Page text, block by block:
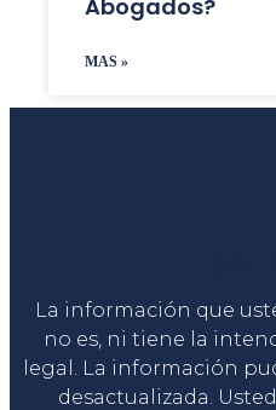
Abogados?
MAS »
La información que
no es, ni tiene la
legal. La información
desactualizada.